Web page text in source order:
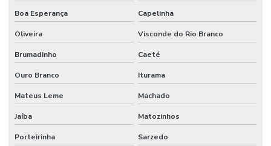
Boa Esperança Capelinha
Oliveira Visconde do Rio Branco
Brumadinho Caeté
Ouro Branco Iturama
Mateus Leme Machado
Jaíba Matozinhos
Porteirinha Sarzedo